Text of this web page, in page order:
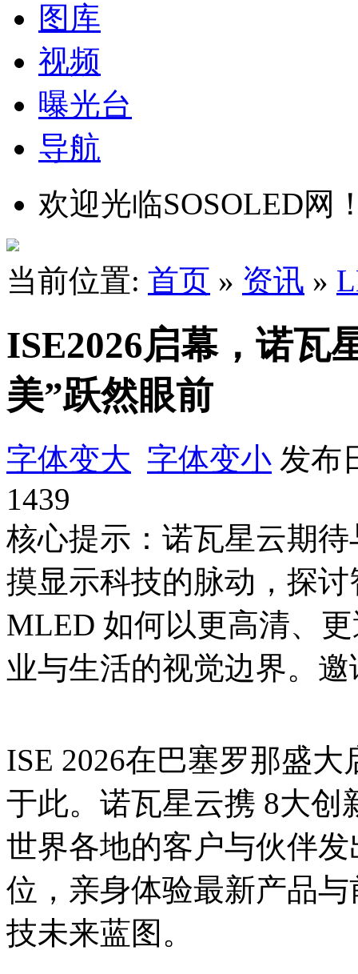
图库
视频
曝光台
导航
欢迎光临SOSOLED网
当前位置: 首页 » 资讯 »
ISE2026启幕，诺瓦
美”跃然眼前
字体变大 字体变小 发布
1439
核心提示：诺瓦星云期
摸显示科技的脉动，探
MLED 如何以更高清、
业与生活的视觉边界。邀
ISE 2026在巴塞罗那盛
于此。诺瓦星云携 8大创
世界各地的客户与伙伴
位，亲身体验最新产品
技未来蓝图。